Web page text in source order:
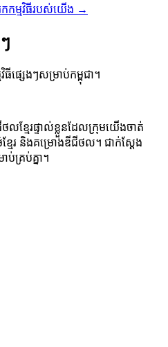
កកម្មវិធីរបស់យើង →
ធីផ្សេងៗសម្រាប់កម្ពុជា។
ខ្មែរផ្ទាល់ខ្លួនដែលក្រុមយើងចាត់
ខ្មែរ និងគម្រោងឌីជីថល។ ជាក់ស្តែង
គ្រប់គ្នា។